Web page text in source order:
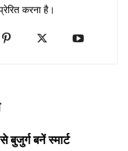
करना है।
बनें स्मार्ट